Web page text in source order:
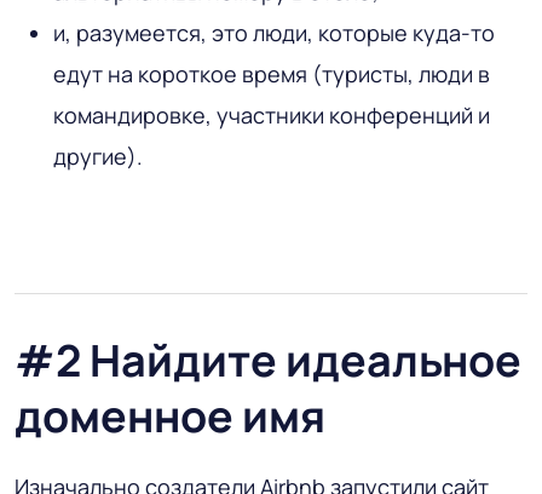
и, разумеется, это люди, которые куда-то
едут на короткое время (туристы, люди в
командировке, участники конференций и
другие).
#2 Найдите идеальное
доменное имя
Изначально создатели Airbnb запустили сайт